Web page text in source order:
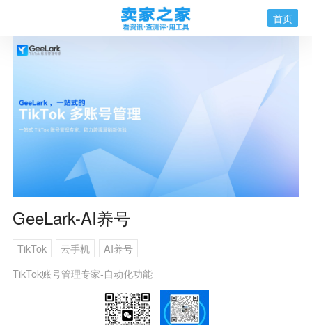
首页
GeeLark-AI养号
TikTok 云手机
AI养号
TikTok账号管理专家-自动化功能